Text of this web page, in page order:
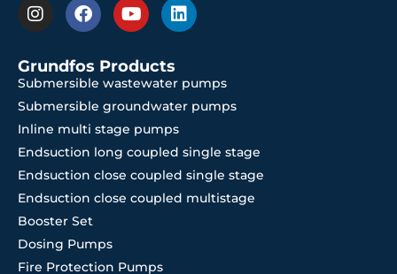
Grundfos Products
Submersible wastewater pumps
Submersible groundwater pumps
Inline multi stage pumps
Endsuction long coupled single stage
Endsuction close coupled single stage
Endsuction close coupled multistage
Booster Set
Dosing Pumps
Fire Protection Pumps